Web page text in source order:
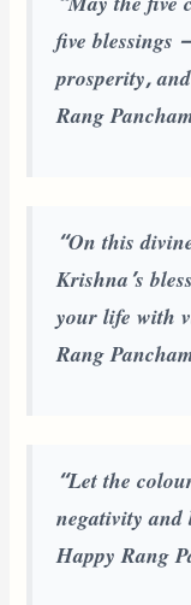
five blessings
prosperity,
Rang
“On this
Krishna’s
your life with
Rang
“Let the
negativity
Happy Rang